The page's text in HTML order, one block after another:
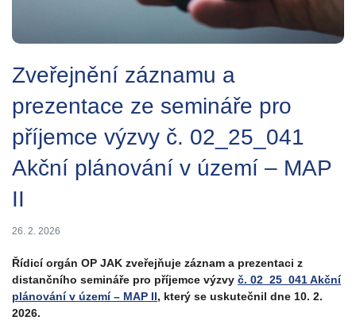
Zveřejnění záznamu a
prezentace ze semináře pro
příjemce výzvy č. 02_25_041
Akční plánování v území – MAP
II
26. 2. 2026
Řídicí orgán OP JAK zveřejňuje záznam a prezentaci z
distančního semináře pro příjemce výzvy č. 02_25_041 Akční
plánování v území – MAP II, který se uskutečnil dne 10. 2.
2026.